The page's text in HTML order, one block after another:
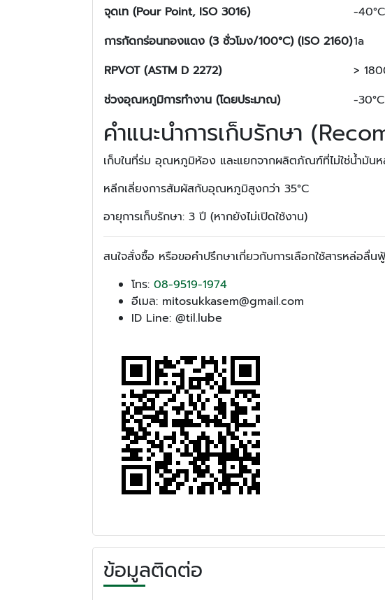
จุดเท (Pour Point, ISO 3016)
-40°C
การกัดกร่อนทองแดง (3 ชั่วโมง/100°C) (ISO 2160)1a
RPVOT (ASTM D 2272)
>
ช่วงอุณหภูมิการทำงาน (โดยประมาณ) -
คำแนะนำการเก็บรักษา
เก็บในที่ร่ม อุณหภูมิห้อง และแยกจากผลิตภัณฑ์ที่ไม่ใช่น้ำมันห
หลีกเลี่ยงการสัมผัสกับอุณหภูมิสูงกว่า 35°C
อายุการเก็บรักษา: 3 ปี (หากยังไม่เปิดใช้งาน)
สนใจสั่งซื้อ หรือขอคำปรึกษาเกี่ยวกับการเลือกใช้สารหล่อลื่นฟู้
โทร: 08-9519-1974
อีเมล: mitosukkasem@gmail.com
ID Line: @til.lube
ข้อมูลติดต่อ